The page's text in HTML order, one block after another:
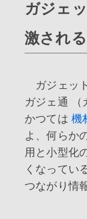
ガジェ
激され
ガジェッ
ガジェ通
かつては 機
よ、何らか
用と小型化
くなってい
つながり情